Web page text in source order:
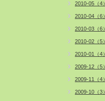
2010-05（4）
2010-04（6）
2010-03（6）
2010-02（5）
2010-01（4）
2009-12（5）
2009-11（4）
2009-10（3）